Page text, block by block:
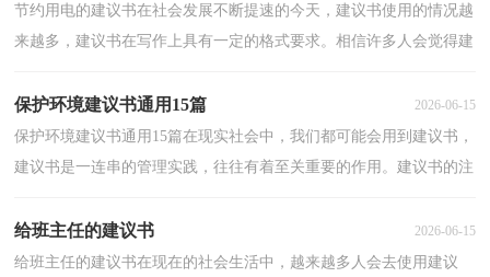
节约用电的建议书在社会发展不断提速的今天，建议书使用的情况越
来越多，建议书在写作上具有一定的格式要求。相信许多人会觉得建
保护环境建议书通用15篇 2026-06-15
保护环境建议书通用15篇在现实社会中，我们都可能会用到建议书，
建议书是一连串的管理实践，往往有着至关重要的作用。建议书的注
给班主任的建议书 2026-06-15
给班主任的建议书在现在的社会生活中，越来越多人会去使用建议